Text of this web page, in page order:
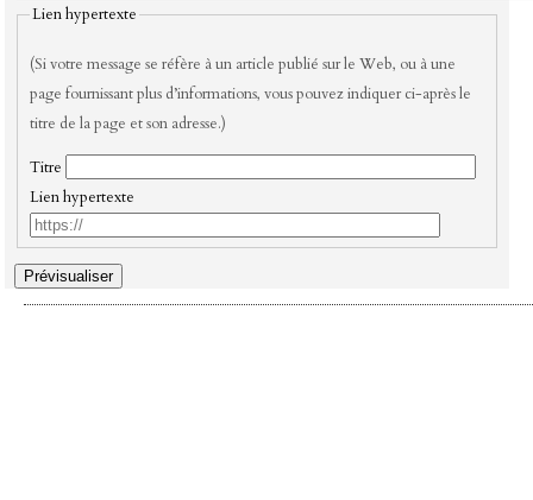
Lien hypertexte
(Si votre message se réfère à un article publié sur le Web, ou à une
page fournissant plus d’informations, vous pouvez indiquer ci-après le
titre de la page et son adresse.)
Titre
Lien hypertexte